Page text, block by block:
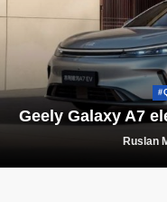
Geely Galaxy A7
Ruslan